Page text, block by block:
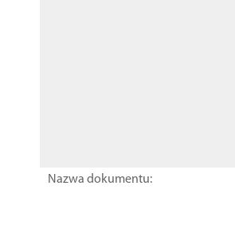
Nazwa dokumentu: